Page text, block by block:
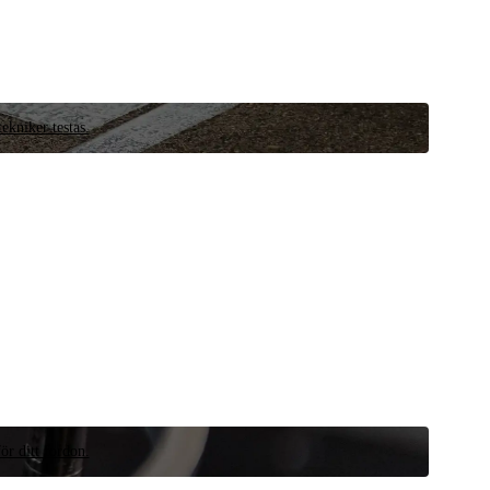
testas.
ditt fordon.